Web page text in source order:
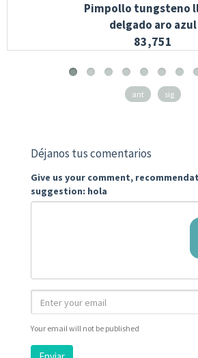
Pimpollo tungsteno
delgado aro azul
83,751
ant sig
Déjanos tus comentarios
Give us your comment,
suggestion: hola
Your email will not be published